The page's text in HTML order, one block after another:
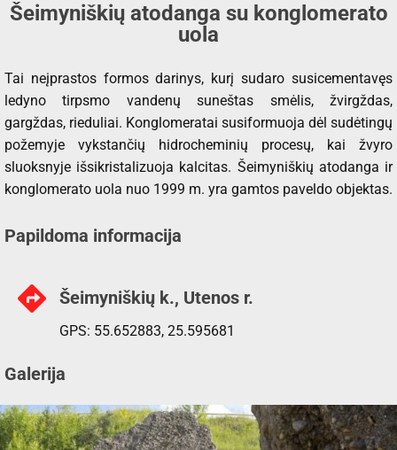
Šeimyniškių atodanga su konglomerato
uola
Tai neįprastos formos darinys, kurį sudaro susicementavęs
ledyno tirpsmo vandenų suneštas smėlis, žvirgždas,
gargždas, rieduliai. Konglomeratai susiformuoja dėl sudėtingų
požemyje vykstančių hidrocheminių procesų, kai žvyro
sluoksnyje išsikristalizuoja kalcitas. Šeimyniškių atodanga ir
konglomerato uola nuo 1999 m. yra gamtos paveldo objektas.
Papildoma informacija
Šeimyniškių k., Utenos r.
GPS: 55.652883, 25.595681
Galerija